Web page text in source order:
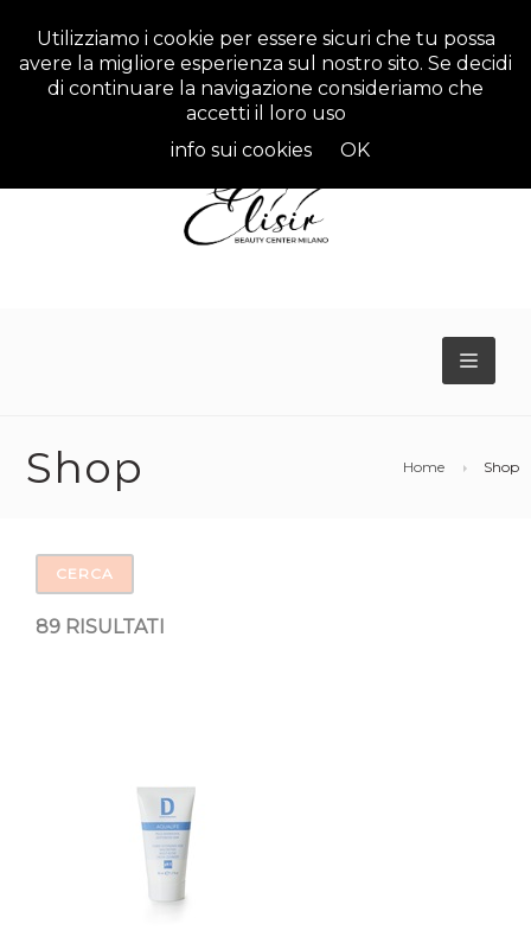
Shop Home Shop
CERCA
89 RISULTATI
Utilizziamo i cookie per essere sicuri che tu possa
avere la migliore esperienza sul nostro sito. Se decidi
di continuare la navigazione consideriamo che
accetti il loro uso
info sui cookies
OK